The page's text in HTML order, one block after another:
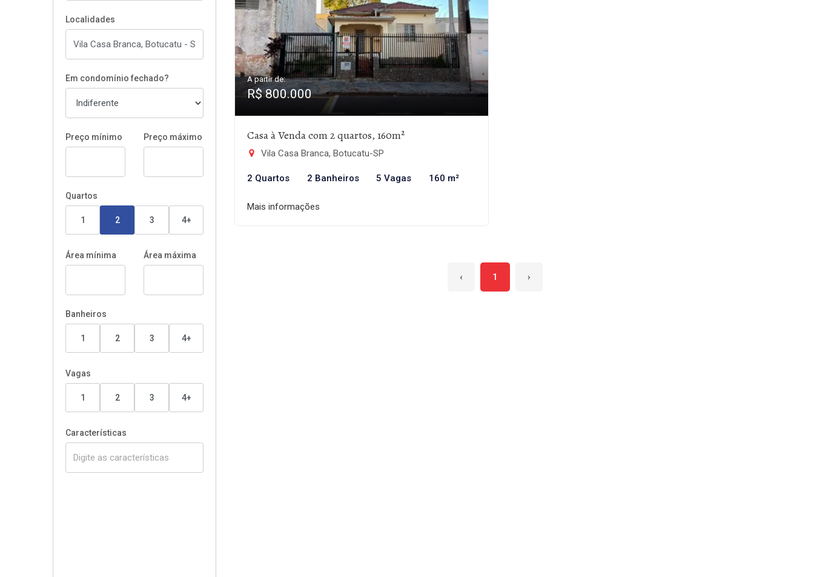
Localidades
Em condomínio fechado?
Preço mínimo Preço máximo
Quartos
1 2 3 4+
Área mínima Área máxima
Banheiros
1 2 3 4+
Vagas
1 2 3 4+
Características
A partir de:
R$ 800.000
Casa à Venda com 2 quartos, 160m²
Vila Casa Branca, Botucatu-SP
2 Quartos 2 Banheiros 5 Vagas 160 m²
Mais informações
‹ 1 ›